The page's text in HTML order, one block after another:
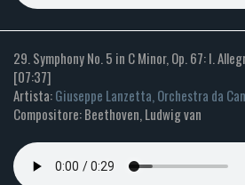
29. Symphony No. 5 in C Minor, Op. 67: I.
[07:37]
Artista:Giuseppe Lanzetta, Orchestra da
Compositore: Beethoven, Ludwig van